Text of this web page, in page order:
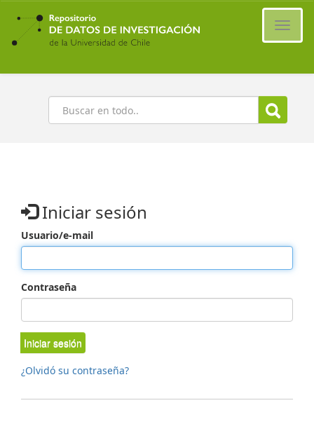
Ir
contenido
principal
Buscar
Iniciar sesión
Usuario/e-mail
Contraseña
Iniciar sesión
¿Olvidó su contraseña?